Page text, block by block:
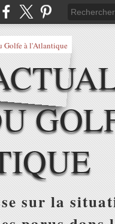
sur la